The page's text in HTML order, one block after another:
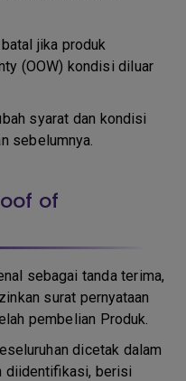
jika produk
(OOW) kondisi diluar
syarat dan kondisi
sebelumnya.
of
sebagai tanda terima,
surat pernyataan
pembelian Produk.
dicetak dalam
diidentifikasi, berisi